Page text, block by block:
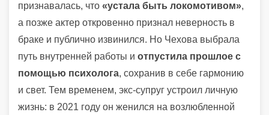
признавалась, что «устала быть локомотивом»,
а позже актер откровенно признал неверность в
браке и публично извинился. Но Чехова выбрала
путь внутренней работы и отпустила прошлое с
помощью психолога, сохранив в себе гармонию
и свет. Тем временем, экс-супруг устроил личную
жизнь: в 2021 году он женился на возлюбленной